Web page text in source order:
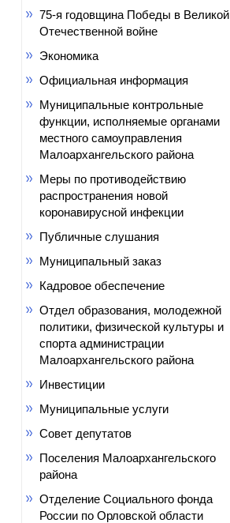
75-я годовщина Победы в Великой
Отечественной войне
Экономика
Официальная информация
Муниципальные контрольные
функции, исполняемые органами
местного самоуправления
Малоархангельского района
Меры по противодействию
распространения новой
коронавирусной инфекции
Публичные слушания
Муниципальный заказ
Кадровое обеспечение
Отдел образования, молодежной
политики, физической культуры и
спорта администрации
Малоархангельского района
Инвестиции
Муниципальные услуги
Совет депутатов
Поселения Малоархангельского
района
Отделение Социального фонда
России по Орловской области